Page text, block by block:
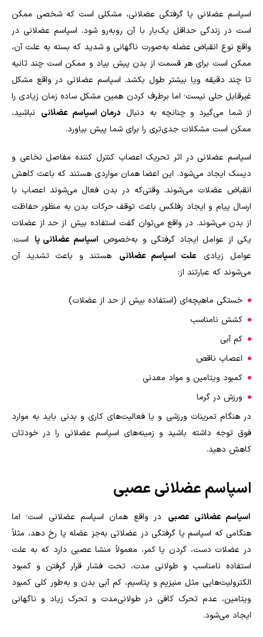
اسپاسم عضلانی یا گرفتگی عضلانی، مشکلی است که شخصی ممکن
است در زندگی حداقل یک‌بار با آن روبه‌رو شود. اسپاسم عضلانی در
واقع نوع انقباض عضله به‌صورت ناگهانی و شدید که بسته به علت آن،
ممکن است برای هر قسمت از بدن پیش بیاد و ممکن است چند ثانیه
تا چند دقیقه ویا بیشتر طول بکشد. اسپاسم عضلانی در واقع مشکل
غیرقابل حلی نیست؛ اما برطرف کردن همین مشکل ساده زمان زیادی را
از شما می‌گیرد و چنانچه به دنبال درمان اسپاسم عضلانی نباشید،
ممکن است مشکلات جدی‌تری را برای شما پیش بیاورد.
اسپاسم عضلانی در اثر تحریک اعصاب کنترل کننده مفاصل نخاعی و
دیسک ایجاد می‌شود. این اعضا همان مواردی هستند که باعث کاهش
انقباض عضلات می‌شوند. وقتی‌که در بدن فعال می‌شوند اعصاب با
ارسال پیام و ایجاد رفلکس باعث توقف حرکات بدن به منظور حفاظت
از بدن می‌شوند. در واقع می‌توان گفت استفاده بیش از حد از عضلات
یکی از عوامل ایجاد گرفتگی و به‌خصوص اسپاسم عضلانی پا است.
عوامل زیادی
علت اسپاسم عضلانی
هستند و باعث تشدید آن
می‌شوند که عبارتند از:
خستگی ماهیچه‌ای (استفاده بیش از حد از عضلات)
کشش نامناسب
کم آبی
اعصاب ناقص
کمبود ویتامین و مواد معدنی
ورزش در گرما
در هنگام تمرینات ورزشی و یا فعالیت‌های کاری و بدنی باید به موارد
فوق توجه داشته باشید و زمینه‌های اسپاسم عضلانی را در خودتان
کاهش دهید.
اسپاسم عضلانی عصبی
اسپاسم عضلانی عصبی
در واقع همان اسپاسم عضلانی است؛ اما
هنگامی که اسپاسم یا گرفتگی در عضلاتی به‌جز عضله پا رخ دهد، مثلاً
در عضلات دست، گردن یا کمر، معمولاً منشا عصبی دارد که به علت
استفاده نامناسب و طولانی مدت، تحت فشار قرار گرفتن و کمبود
الکترولیت‌هایی مثل منیزیم و پتاسیم، کم آبی بدن و به‌طور کلی کمبود
ویتامین، عدم تحرک کافی در طولانی‌مدت و تحرک زیاد و ناگهانی
ایجاد می‌شود.